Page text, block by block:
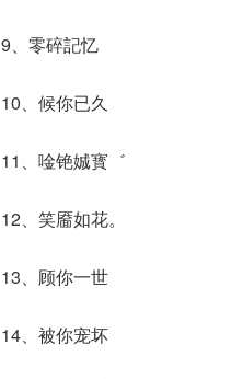
9、零碎記忆
10、候你已久
11、唫铯娍寳゛
12、笑靥如花。
13、顾你一世
14、被你宠坏